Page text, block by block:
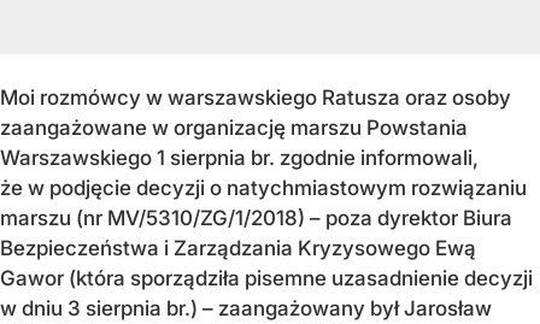
Moi rozmówcy w warszawskiego Ratusza oraz osoby
zaangażowane w organizację marszu Powstania
Warszawskiego 1 sierpnia br. zgodnie informowali,
że w podjęcie decyzji o natychmiastowym rozwiązaniu
marszu (nr MV/5310/ZG/1/2018) – poza dyrektor Biura
Bezpieczeństwa i Zarządzania Kryzysowego Ewą
Gawor (która sporządziła pisemne uzasadnienie decyzji
w dniu 3 sierpnia br.) – zaangażowany był Jarosław